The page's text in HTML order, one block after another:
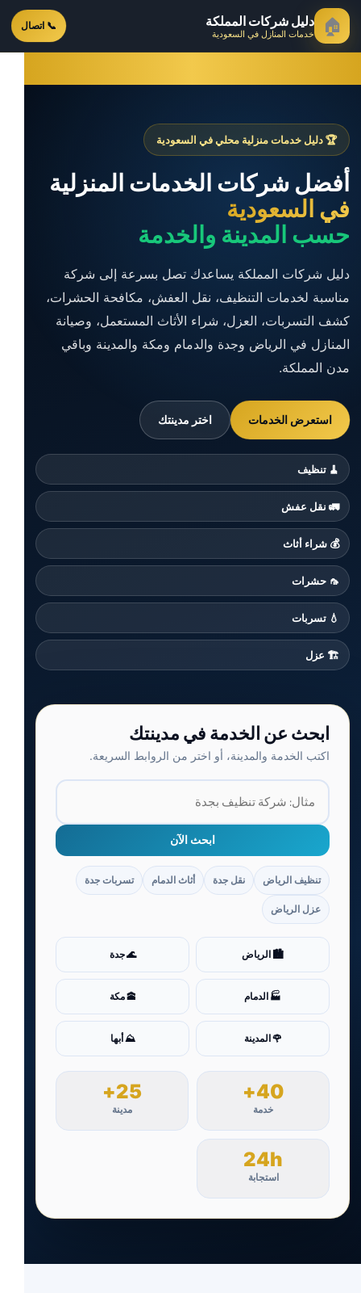
🏠 دليل شركات المملكة
خدمات المنازل في السعودية 📞 اتصال
🏆 دليل خدمات منزلية محلي في السعودية
أفضل شركات الخدمات المنزلية
في السعودية
حسب المدينة والخدمة
دليل شركات المملكة يساعدك تصل بسرعة إلى شركة
مناسبة لخدمات التنظيف، نقل العفش، مكافحة الحشرات،
كشف التسربات، العزل، شراء الأثاث المستعمل، وصيانة
المنازل في الرياض وجدة والدمام ومكة والمدينة وباقي
مدن المملكة.
استعرض الخدمات اختر مدينتك
🧹 تنظيف
🚛 نقل عفش
💰 شراء أثاث
🦟 حشرات
💧 تسربات
🏗️ عزل
ابحث عن الخدمة في مدينتك
اكتب الخدمة والمدينة، أو اختر من الروابط السريعة.
ابحث الآن
تنظيف الرياض نقل جدة أثاث الدمام تسربات جدة
عزل الرياض
🏙️ الرياض 🌊 جدة
🏭 الدمام 🕋 مكة
🌹 المدينة ⛰️ أبها
40+
خدمة
25+
مدينة
24h
استجابة